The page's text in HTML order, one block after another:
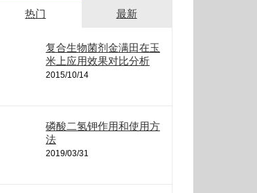
热门 最新
复合生物菌剂金满田在玉
米上应用效果对比分析
2015/10/14
磷酸二氢钾作用和使用方
法
2019/03/31